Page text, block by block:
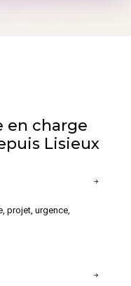
en charge
Lisieux
projet, urgence,